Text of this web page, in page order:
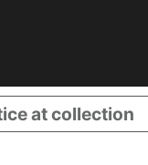
at collection